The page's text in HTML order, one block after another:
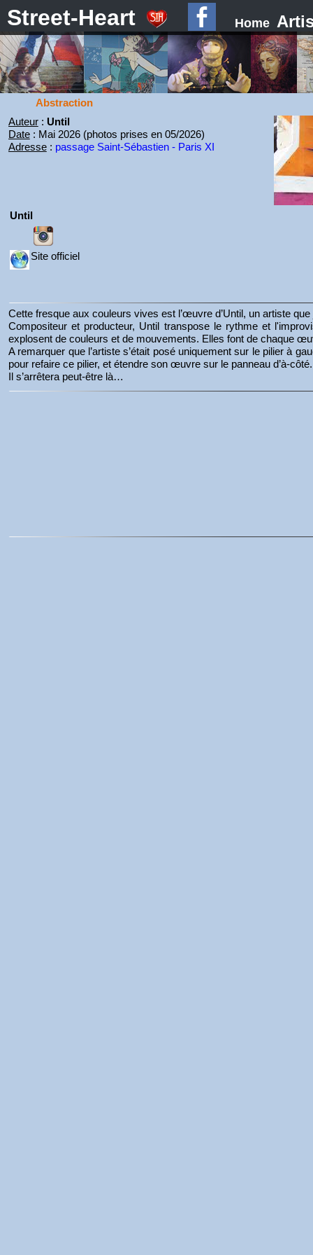
Street-Heart Home
Abstraction
Auteur: Until
Date: Mai 2026 (photos prises en 05/2026)
Adresse: passage Saint-Sébastien - Paris XI
Until
Site officiel
Cette fresque aux couleurs vives est l’œuvre d’Until, un artiste
Compositeur et producteur, Until transpose le rythme et
explosent de couleurs et de mouvements. Elles font de chaque
A remarquer que l’artiste s’était posé uniquement sur le pilier à
pour refaire ce pilier, et étendre son œuvre sur le panneau d’à-
Il s’arrêtera peut-être là…